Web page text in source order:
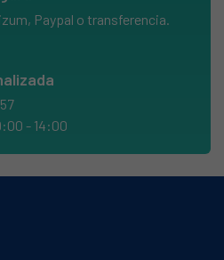
3000 IA
EKM 6745 X
EKM 6701
EKM 6722 X
EKM 6711
Paypal o transferencia.
- 14:00